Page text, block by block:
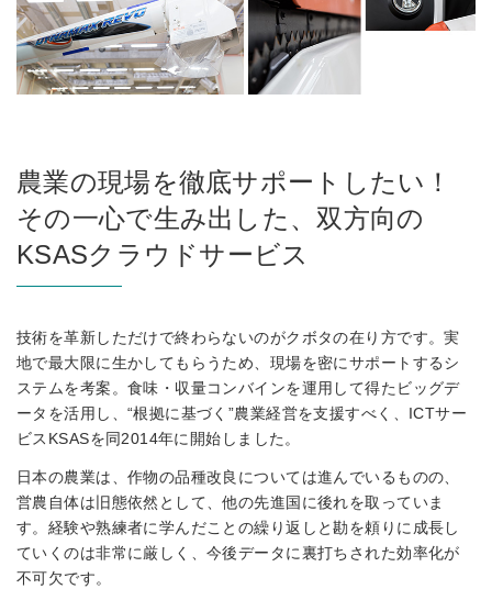
農業の現場を徹底サポートしたい！
その一心で生み出した、双方向の
KSASクラウドサービス
技術を革新しただけで終わらないのがクボタの在り方です。実
地で最大限に生かしてもらうため、現場を密にサポートするシ
ステムを考案。食味・収量コンバインを運用して得たビッグデ
ータを活用し、“根拠に基づく”農業経営を支援すべく、ICTサー
ビスKSASを同2014年に開始しました。
日本の農業は、作物の品種改良については進んでいるものの、
営農自体は旧態依然として、他の先進国に後れを取っていま
す。経験や熟練者に学んだことの繰り返しと勘を頼りに成長し
ていくのは非常に厳しく、今後データに裏打ちされた効率化が
不可欠です。